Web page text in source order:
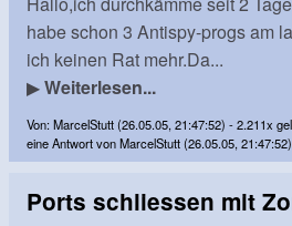
habe schon 3 Antispy-progs am
ich keinen Rat mehr.Da...
▶Weiterlesen...
Von: MarcelStutt (26.05.05, 21:47:52) - 2.211x
eine Antwort von MarcelStutt (26.05.05, 21:47:52)
Ports schliessen mit